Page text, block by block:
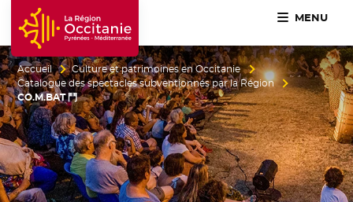
Accueil Région Occitanie / Pyrénées-Méditerranée
MENU
Accueil
Culture et patrimoines en Occitanie
Catalogue des spectacles subventionnés par la Région
CO.M.BAT 鬥